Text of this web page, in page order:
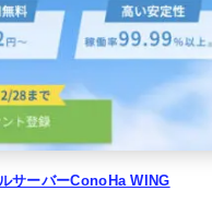
サーバーConoHa WING